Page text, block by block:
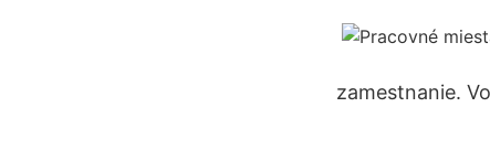
zamestnanie.